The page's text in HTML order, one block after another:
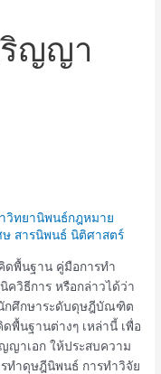
ริญญา
วิทยานิพนธ์กฎหมาย
สารนิพนธ์ นิติศาสตร์
ดพื้นฐาน คู่มือการทำ
วิธีการ หรือกล่าวได้ว่า
กศึกษาระดับดุษฎีบัณฑิต
พื้นฐานต่างๆ เหล่านี้ เพื่อ
ญาเอก ให้ประสบความ
ทำดุษฎีนิพนธ์ การทำวิจัย